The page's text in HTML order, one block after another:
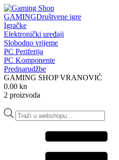
GAMINGDruštvene igre
Igračke
Elektronički uređaji
Slobodno vrijeme
PC Periferija
PC Komponente
Prednarudžbe
GAMING SHOP VRANOVIĆ
0.00 kn
2 proizvoda
Products
search